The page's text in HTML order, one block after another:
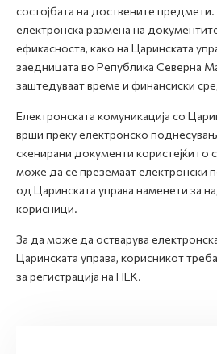
Е-Весник
состојбата на доствените предмети.
електронска размена на
ефикасноста, како на Царинската
заедницата во Република Северна
заштедуваат време и финансиски
Електронската комуникација со
врши преку електронско
скенирани документи користејќи го
може да се преземаат електронски
од Царинската управа наменети за
корисници.
За да може да остварува
Царинската управа, корисникот
за регистрација на ПЕК.